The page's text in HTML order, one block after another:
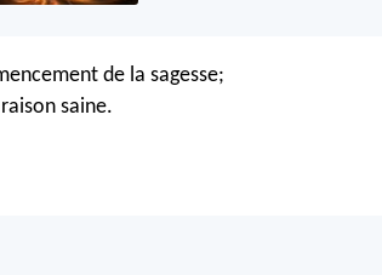
de la sagesse;
saine.